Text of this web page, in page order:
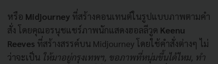
หรือ Midjourney ที่สร้างคอนเทนต์ในรูปแบบภาพตามคำ
สั่ง โดยคุณอรนุชแชร์ภาพนักแสดงฮอลลีวูด Keenu
Reeves ที่สร้างสรรค์บน Midjourney โดยใช้คำสั่งต่างๆ ไม่
ว่าจะเป็น ให้มาอยู่กรุงเทพฯ, ขอภาพที่หนุ่มขึ้นได้ไหม, ทำ